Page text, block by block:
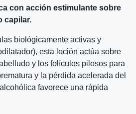
con acción estimulante sobre
capilar.
biológicamente activas y
esta loción actúa sobre
y los folículos pilosos para
y la pérdida acelerada del
favorece una rápida